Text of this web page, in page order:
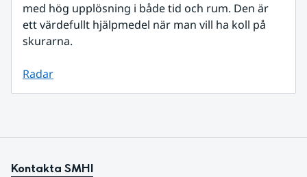
med hög upplösning i både tid och rum. Den är
ett värdefullt hjälpmedel när man vill ha koll på
skurarna.
Radar
Kontakta SMHI